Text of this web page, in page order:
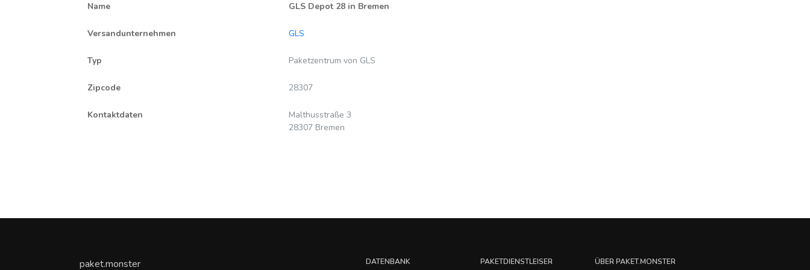
Name GLS Depot 28 in Bremen
Versandunternehmen GLS
Typ Paketzentrum von GLS
Zipcode 28307
Kontaktdaten
Malthusstraße 3
28307 Bremen
paket.monster DATENBANK PAKETDIENSTLEISER ÜBER PAKET.MONSTER